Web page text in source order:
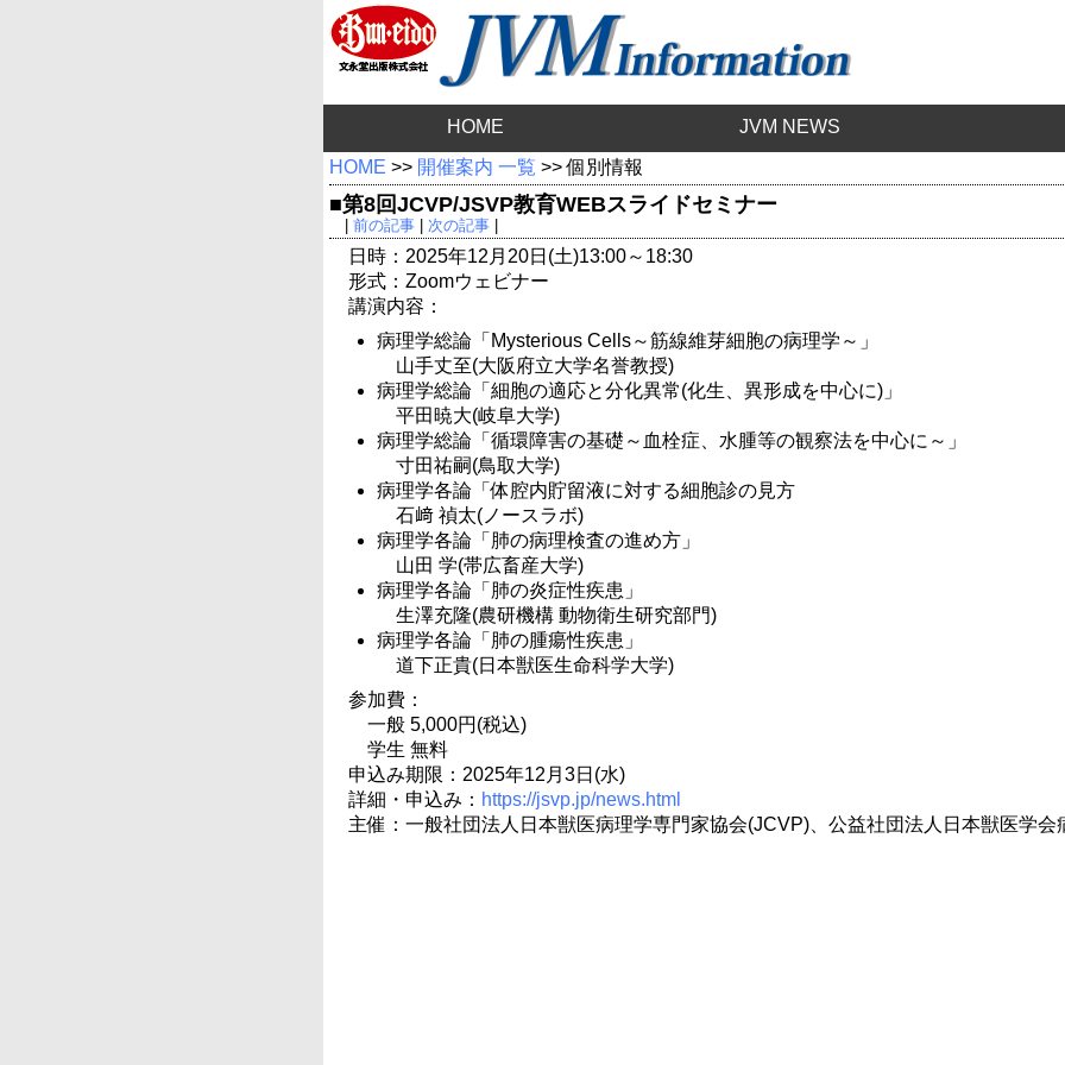
HOME JVM NEWS
HOME >> 開催案内 一覧 >> 個別情報
■第8回JCVP/JSVP教育WEBスライドセミナー
前の記事| 次の記事|
日時：2025年12月20日(土)13:00～18:30
形式：Zoomウェビナー
講演内容：
病理学総論「Mysterious Cells～筋線維芽細胞の病理学～」
山手丈至(大阪府立大学名誉教授)
病理学総論「細胞の適応と分化異常(化生、異形成を中心に)」
平田暁大(岐阜大学)
病理学総論「循環障害の基礎～血栓症、水腫等の観察法を中心に～」
寸田祐嗣(鳥取大学)
病理学各論「体腔内貯留液に対する細胞診の見方
石﨑 禎太(ノースラボ)
病理学各論「肺の病理検査の進め方」
山田 学(帯広畜産大学)
病理学各論「肺の炎症性疾患」
生澤充隆(農研機構 動物衛生研究部門)
病理学各論「肺の腫瘍性疾患」
道下正貴(日本獣医生命科学大学)
参加費：
一般 5,000円(税込)
学生 無料
申込み期限：2025年12月3日(水)
詳細・申込み： https://jsvp.jp/news.html
主催：一般社団法人日本獣医病理学専門家協会(JCVP)、公益社団法人日本獣医学会